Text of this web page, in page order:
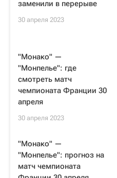
заменили в перерыве
30 апреля 2023
"Монако" —
"Монпелье": где
смотреть матч
чемпионата Франции 30
апреля
30 апреля 2023
"Монако" —
"Монпелье": прогноз на
матч чемпионата